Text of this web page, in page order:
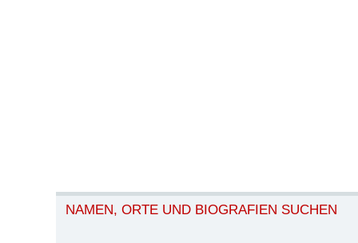
NAMEN, ORTE UND BIOGRAFIEN SUCHEN